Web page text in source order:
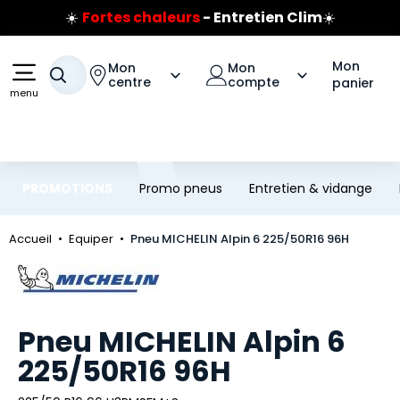
Aller au contenu principal
Aller à la navigation
☀️ Fortes chaleurs- Entretien Clim☀️
Prix coûtant pneus Bridgestone
Jusqu'à 120€ remboursés sur les pneus Bridgestone
menu
Votre recherche
Mon
centre
Mon
compte
Mon
panier
Promo pneus Entretien & vidange
Accueil Equiper Pneu MICHELIN Alpin 6 225/50R16 96H
Marque
Pneu MICHELIN Alpin 6
225/50R16 96H